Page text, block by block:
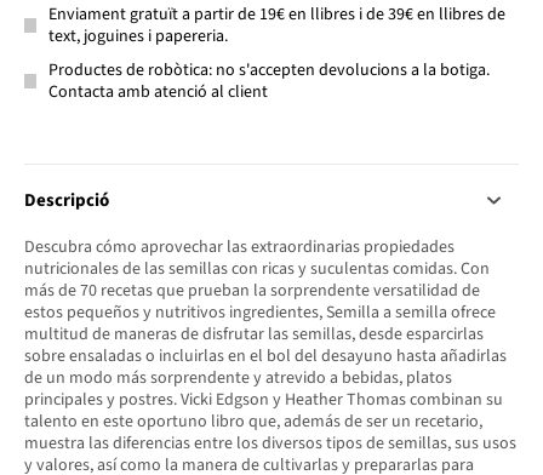
Enviament gratuït a partir de 19€ en llibres i de 39€ en llibres de
text, joguines i papereria.
Productes de robòtica: no s'accepten devolucions a la botiga.
Contacta amb atenció al client
Descripció
Descubra cómo aprovechar las extraordinarias propiedades
nutricionales de las semillas con ricas y suculentas comidas. Con
más de 70 recetas que prueban la sorprendente versatilidad de
estos pequeños y nutritivos ingredientes, Semilla a semilla ofrece
multitud de maneras de disfrutar las semillas, desde esparcirlas
sobre ensaladas o incluirlas en el bol del desayuno hasta añadirlas
de un modo más sorprendente y atrevido a bebidas, platos
principales y postres. Vicki Edgson y Heather Thomas combinan su
talento en este oportuno libro que, además de ser un recetario,
muestra las diferencias entre los diversos tipos de semillas, sus usos
y valores, así como la manera de cultivarlas y prepararlas para